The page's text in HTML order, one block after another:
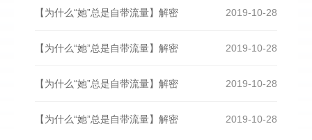
2019-10-28
【为什么“她”总是自带流量】解密
2019-10-28
【为什么“她”总是自带流量】解密
2019-10-28
【为什么“她”总是自带流量】解密
2019-10-28
【为什么“她”总是自带流量】解密